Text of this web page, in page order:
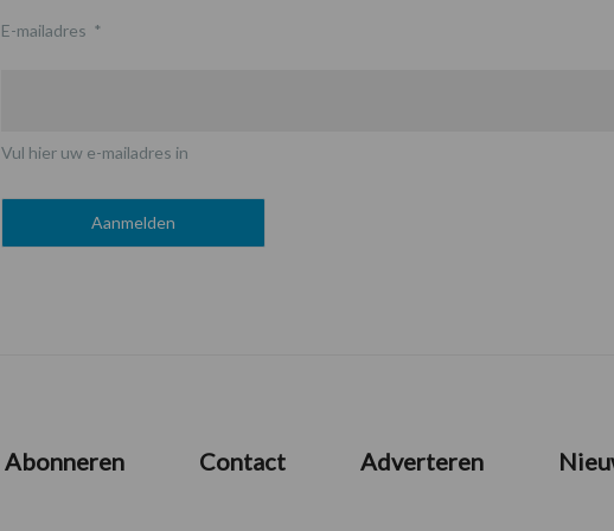
E-mailadres *
Vul hier uw e-mailadres in
Abonneren Contact Adverteren